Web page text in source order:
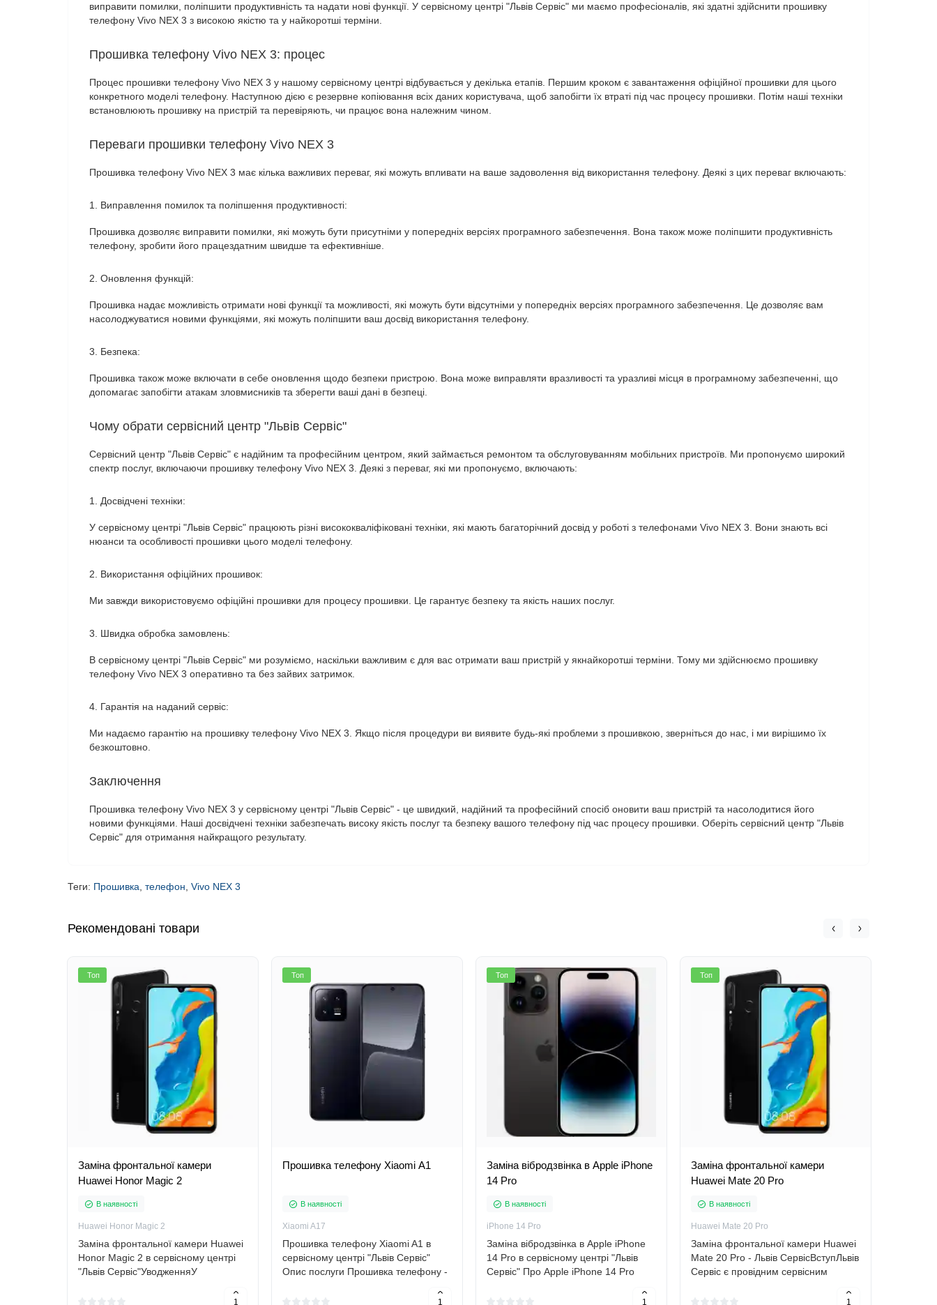
виправити помилки, поліпшити продуктивність та надати нові функції. У сервісному центрі "Львів Сервіс" ми маємо професіоналів, які здатні здійснити прошивку
телефону Vivo NEX 3 з високою якістю та у найкоротші терміни.
Прошивка телефону Vivo NEX 3: процес
Процес прошивки телефону Vivo NEX 3 у нашому сервісному центрі відбувається у декілька етапів. Першим кроком є завантаження офіційної прошивки для цього
конкретного моделі телефону. Наступною дією є резервне копіювання всіх даних користувача, щоб запобігти їх втраті під час процесу прошивки. Потім наші техніки
встановлюють прошивку на пристрій та перевіряють, чи працює вона належним чином.
Переваги прошивки телефону Vivo NEX 3
Прошивка телефону Vivo NEX 3 має кілька важливих переваг, які можуть впливати на ваше задоволення від використання телефону. Деякі з цих переваг включають:
1. Виправлення помилок та поліпшення продуктивності:
Прошивка дозволяє виправити помилки, які можуть бути присутніми у попередніх версіях програмного забезпечення. Вона також може поліпшити продуктивність
телефону, зробити його працездатним швидше та ефективніше.
2. Оновлення функцій:
Прошивка надає можливість отримати нові функції та можливості, які можуть бути відсутніми у попередніх версіях програмного забезпечення. Це дозволяє вам
насолоджуватися новими функціями, які можуть поліпшити ваш досвід використання телефону.
3. Безпека:
Прошивка також може включати в себе оновлення щодо безпеки пристрою. Вона може виправляти вразливості та уразливі місця в програмному забезпеченні, що
допомагає запобігти атакам зловмисників та зберегти ваші дані в безпеці.
Чому обрати сервісний центр "Львів Сервіс"
Сервісний центр "Львів Сервіс" є надійним та професійним центром, який займається ремонтом та обслуговуванням мобільних пристроїв. Ми пропонуємо широкий
спектр послуг, включаючи прошивку телефону Vivo NEX 3. Деякі з переваг, які ми пропонуємо, включають:
1. Досвідчені техніки:
У сервісному центрі "Львів Сервіс" працюють різні висококваліфіковані техніки, які мають багаторічний досвід у роботі з телефонами Vivo NEX 3. Вони знають всі
нюанси та особливості прошивки цього моделі телефону.
2. Використання офіційних прошивок:
Ми завжди використовуємо офіційні прошивки для процесу прошивки. Це гарантує безпеку та якість наших послуг.
3. Швидка обробка замовлень:
В сервісному центрі "Львів Сервіс" ми розуміємо, наскільки важливим є для вас отримати ваш пристрій у якнайкоротші терміни. Тому ми здійснюємо прошивку
телефону Vivo NEX 3 оперативно та без зайвих затримок.
4. Гарантія на наданий сервіс:
Ми надаємо гарантію на прошивку телефону Vivo NEX 3. Якщо після процедури ви виявите будь-які проблеми з прошивкою, зверніться до нас, і ми вирішимо їх
безкоштовно.
Заключення
Прошивка телефону Vivo NEX 3 у сервісному центрі "Львів Сервіс" - це швидкий, надійний та професійний спосіб оновити ваш пристрій та насолодитися його
новими функціями. Наші досвідчені техніки забезпечать високу якість послуг та безпеку вашого телефону під час процесу прошивки. Оберіть сервісний центр "Львів
Сервіс" для отримання найкращого результату.
Теги: Прошивка телефон Vivo NEX 3
Рекомендовані товари
Топ
Заміна фронтальної камери
Huawei Honor Magic 2
В наявності
Huawei Honor Magic 2
Заміна фронтальної камери Huawei
Honor Magic 2 в сервісному центрі
"Львів Сервіс"УводженняУ
Топ
Прошивка телефону Xiaomi A1
В наявності
Xiaomi A17
Прошивка телефону Xiaomi A1 в
сервісному центрі "Львів Сервіс"
Опис послуги Прошивка телефону -
телефону на більш нову або змінену
Топ
Заміна вібродзвінка в Apple iPhone
14 Pro
В наявності
iPhone 14 Pro
Заміна вібродзвінка в Apple iPhone
14 Pro в сервісному центрі "Львів
Сервіс" Про Apple iPhone 14 Pro
флагманський смартфон від Apple
Топ
Заміна фронтальної камери
Huawei Mate 20 Pro
В наявності
Huawei Mate 20 Pro
Заміна фронтальної камери Huawei
Mate 20 Pro - Львів СервісВступЛьвів
Сервіс є провідним сервісним